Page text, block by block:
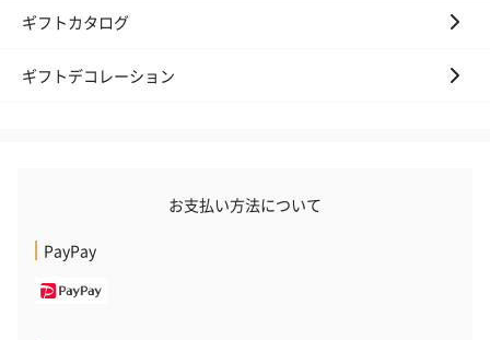
ギフトカタログ
ギフトデコレーション
お支払い方法について
PayPay